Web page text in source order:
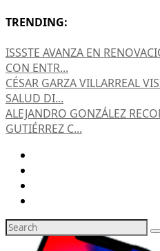
TRENDING:
ISSSTE AVANZA EN
CON ENTR...
CÉSAR GARZA VILLARREAL
SALUD DI...
ALEJANDRO GONZÁLEZ
GUTIÉRREZ C...